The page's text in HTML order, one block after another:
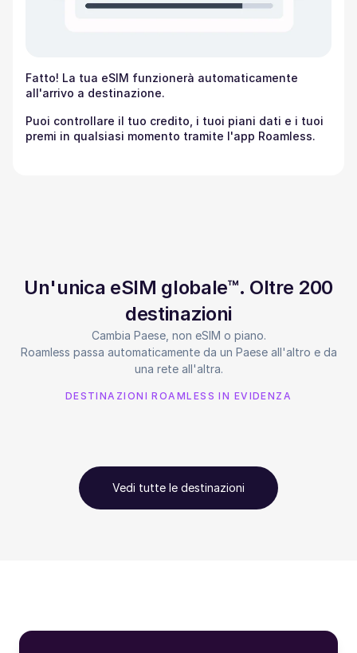
Fatto! La tua eSIM funzionerà automaticamente
all'arrivo a destinazione.
Puoi controllare il tuo credito, i tuoi piani dati e i tuoi
premi in qualsiasi momento tramite l'app Roamless.
Un'unica eSIM globale™. Oltre 200
destinazioni
Cambia Paese, non eSIM o piano.
Roamless passa automaticamente da un Paese all'altro e da
una rete all'altra.
DESTINAZIONI ROAMLESS IN EVIDENZA
Vedi tutte le destinazioni